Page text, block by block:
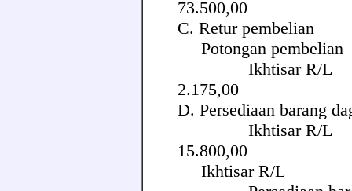
73.500,00
C. Retur
Potongan
2.175,00
D. Persediaan barang
15.800,00
Ikhtisar R/L